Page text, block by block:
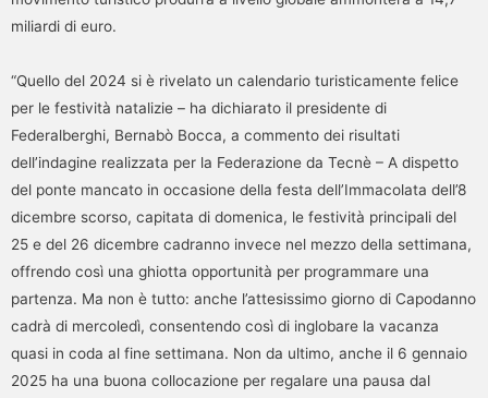
miliardi di euro.
“Quello del 2024 si è rivelato un calendario turisticamente felice
per le festività natalizie – ha dichiarato il presidente di
Federalberghi, Bernabò Bocca, a commento dei risultati
dell’indagine realizzata per la Federazione da Tecnè – A dispetto
del ponte mancato in occasione della festa dell’Immacolata dell’8
dicembre scorso, capitata di domenica, le festività principali del
25 e del 26 dicembre cadranno invece nel mezzo della settimana,
offrendo così una ghiotta opportunità per programmare una
partenza. Ma non è tutto: anche l’attesissimo giorno di Capodanno
cadrà di mercoledì, consentendo così di inglobare la vacanza
quasi in coda al fine settimana. Non da ultimo, anche il 6 gennaio
2025 ha una buona collocazione per regalare una pausa dal